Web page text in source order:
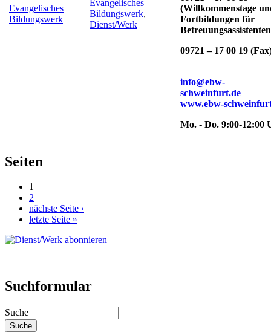
Evangelisches
Bildungswerk
Evangelisches
Bildungswerk,
Dienst/Werk
(Willkommenstage
Fortbildungen für
09721 – 17 00 19
info@ebw-
schweinfurt.de
www.ebw-
Mo. - Do. 9:00-12:00
Seiten
1
2
nächste Seite ›
letzte Seite »
Suchformular
Suche